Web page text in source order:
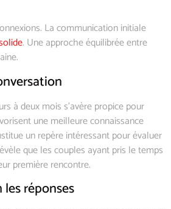
La communication initiale
. Une approche équilibrée entre
à deux mois s’avère propice pour
une meilleure connaissance
un repère intéressant pour évaluer
que les couples ayant pris le temps
première rencontre.
réponses